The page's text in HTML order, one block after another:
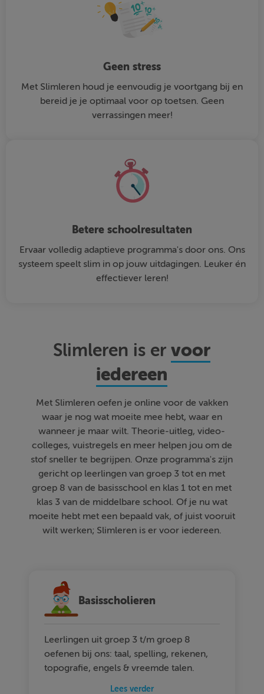
Geen stress
Met Slimleren houd je eenvoudig je voortgang bij en
bereid je je optimaal voor op toetsen. Geen
verrassingen meer!
Betere schoolresultaten
Ervaar volledig adaptieve programma's door ons. Ons
systeem speelt slim in op jouw uitdagingen. Leuker én
effectiever leren!
Slimleren is ervoor
iedereen
Met Slimleren oefen je online voor de vakken
waar je nog wat moeite mee hebt, waar en
wanneer je maar wilt. Theorie-uitleg, video-
colleges, vuistregels en meer helpen jou om de
stof sneller te begrijpen. Onze programma's zijn
gericht op leerlingen van groep 3 tot en met
groep 8 van de basisschool en klas 1 tot en met
klas 3 van de middelbare school. Of je nu wat
moeite hebt met een bepaald vak, of juist vooruit
wilt werken; Slimleren is er voor iedereen.
Basisscholieren
Leerlingen uit groep 3 t/m groep 8
oefenen bij ons: taal, spelling, rekenen,
topografie, engels & vreemde talen.
Lees verder